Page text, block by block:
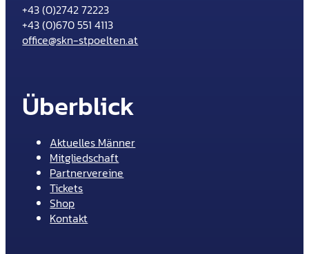
+43 (0)2742 72223
+43 (0)670 551 4113
office@skn-stpoelten.at
Überblick
Aktuelles Männer
Mitgliedschaft
Partnervereine
Tickets
Shop
Kontakt